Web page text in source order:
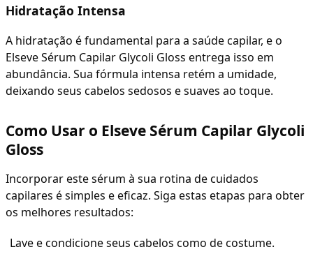
Hidratação Intensa
A hidratação é fundamental para a saúde capilar, e o
Elseve Sérum Capilar Glycoli Gloss entrega isso em
abundância. Sua fórmula intensa retém a umidade,
deixando seus cabelos sedosos e suaves ao toque.
Como Usar o Elseve Sérum Capilar Glycoli
Gloss
Incorporar este sérum à sua rotina de cuidados
capilares é simples e eficaz. Siga estas etapas para obter
os melhores resultados:
Lave e condicione seus cabelos como de costume.